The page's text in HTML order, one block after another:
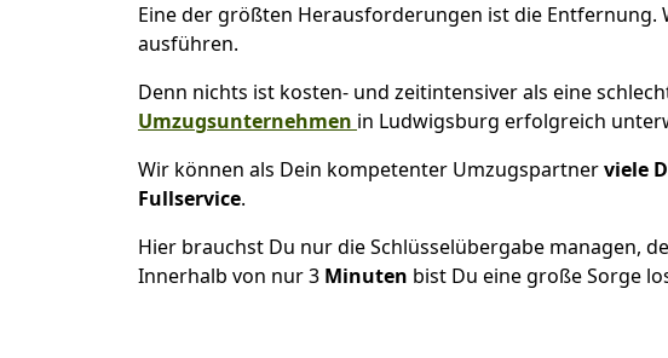
Eine der größten Herausforderungen ist die Entfernung.
ausführen.
Denn nichts ist kosten- und zeitintensiver als eine
Umzugsunternehmen in Ludwigsburg erfolgreich
Wir können als Dein kompetenter Umzugspartnerviele
Fullservice.
Hier brauchst Du nur die Schlüsselübergabe managen,
Innerhalb von nur 3 Minuten bist Du eine große Sorge